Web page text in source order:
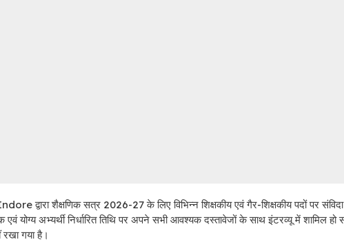
शैक्षणिक सत्र 2026-27 के लिए विभिन्न शिक्षकीय एवं गैर-शिक्षकीय पदों पर संविदा
योग्य अभ्यर्थी निर्धारित तिथि पर अपने सभी आवश्यक दस्तावेजों के साथ इंटरव्यू में शामिल
गया है।